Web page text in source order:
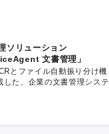
ソリューション
文書管理」
とファイル自動振り分け機
した、企業の文書管理システ